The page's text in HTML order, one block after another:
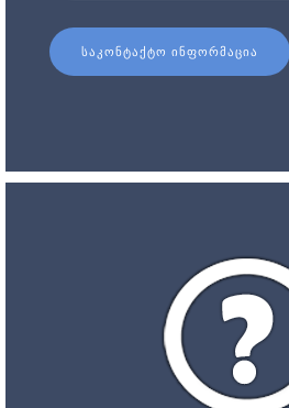
ᲡᲐᲙᲝᲜᲢᲐᲥᲢᲝ ᲘᲜᲤᲝᲠᲛᲐᲪᲘᲐ